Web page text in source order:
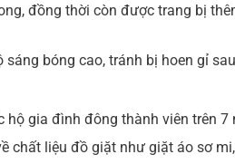
đồng thời còn được trang bị
bóng cao, tránh bị hoen gỉ
gia đình đông thành viên trên
liệu đồ giặt như giặt áo sơ